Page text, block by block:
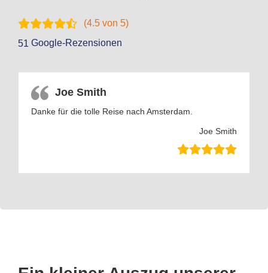
(4.5 von 5)
51 Google-Rezensionen
Joe Smith
Danke für die tolle Reise nach Amsterdam.
Joe Smith